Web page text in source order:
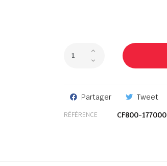
Partager Tweet
RÉFÉRENCE CF800-177000